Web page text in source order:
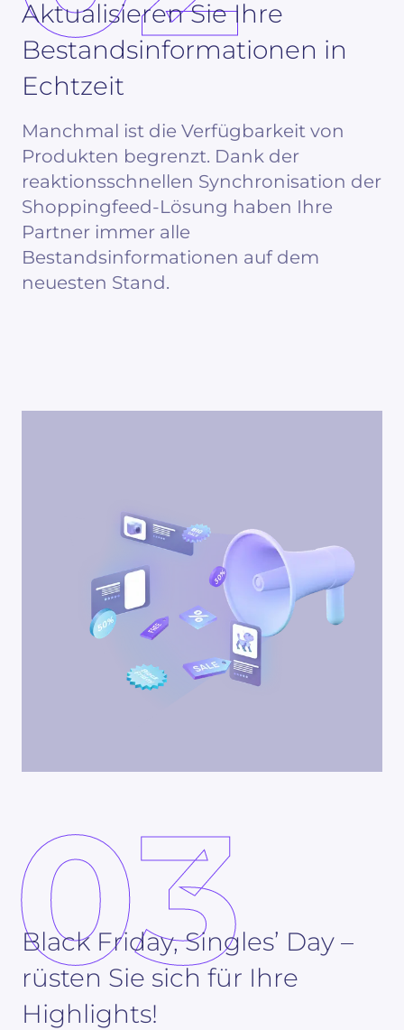
Aktualisieren Sie Ihre
Bestandsinformationen in
Echtzeit
Manchmal ist die Verfügbarkeit von
Produkten begrenzt. Dank der
reaktionsschnellen Synchronisation der
Shoppingfeed-Lösung haben Ihre
Partner immer alle
Bestandsinformationen auf dem
neuesten Stand.
03
Black Friday, Singles’ Day –
rüsten Sie sich für Ihre
Highlights!